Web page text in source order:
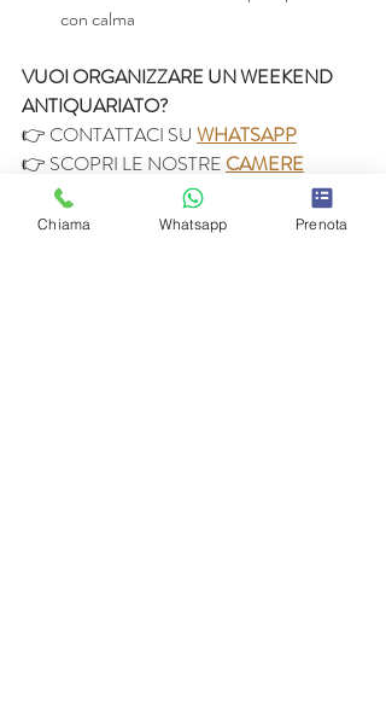
con calma
VUOI ORGANIZZARE UN WEEKEND
ANTIQUARIATO?
👉 CONTATTACI SU WHATSAPP
👉 SCOPRI LE NOSTRE CAMERE
Ti aiutiamo a:
Chiama Whatsapp Prenota